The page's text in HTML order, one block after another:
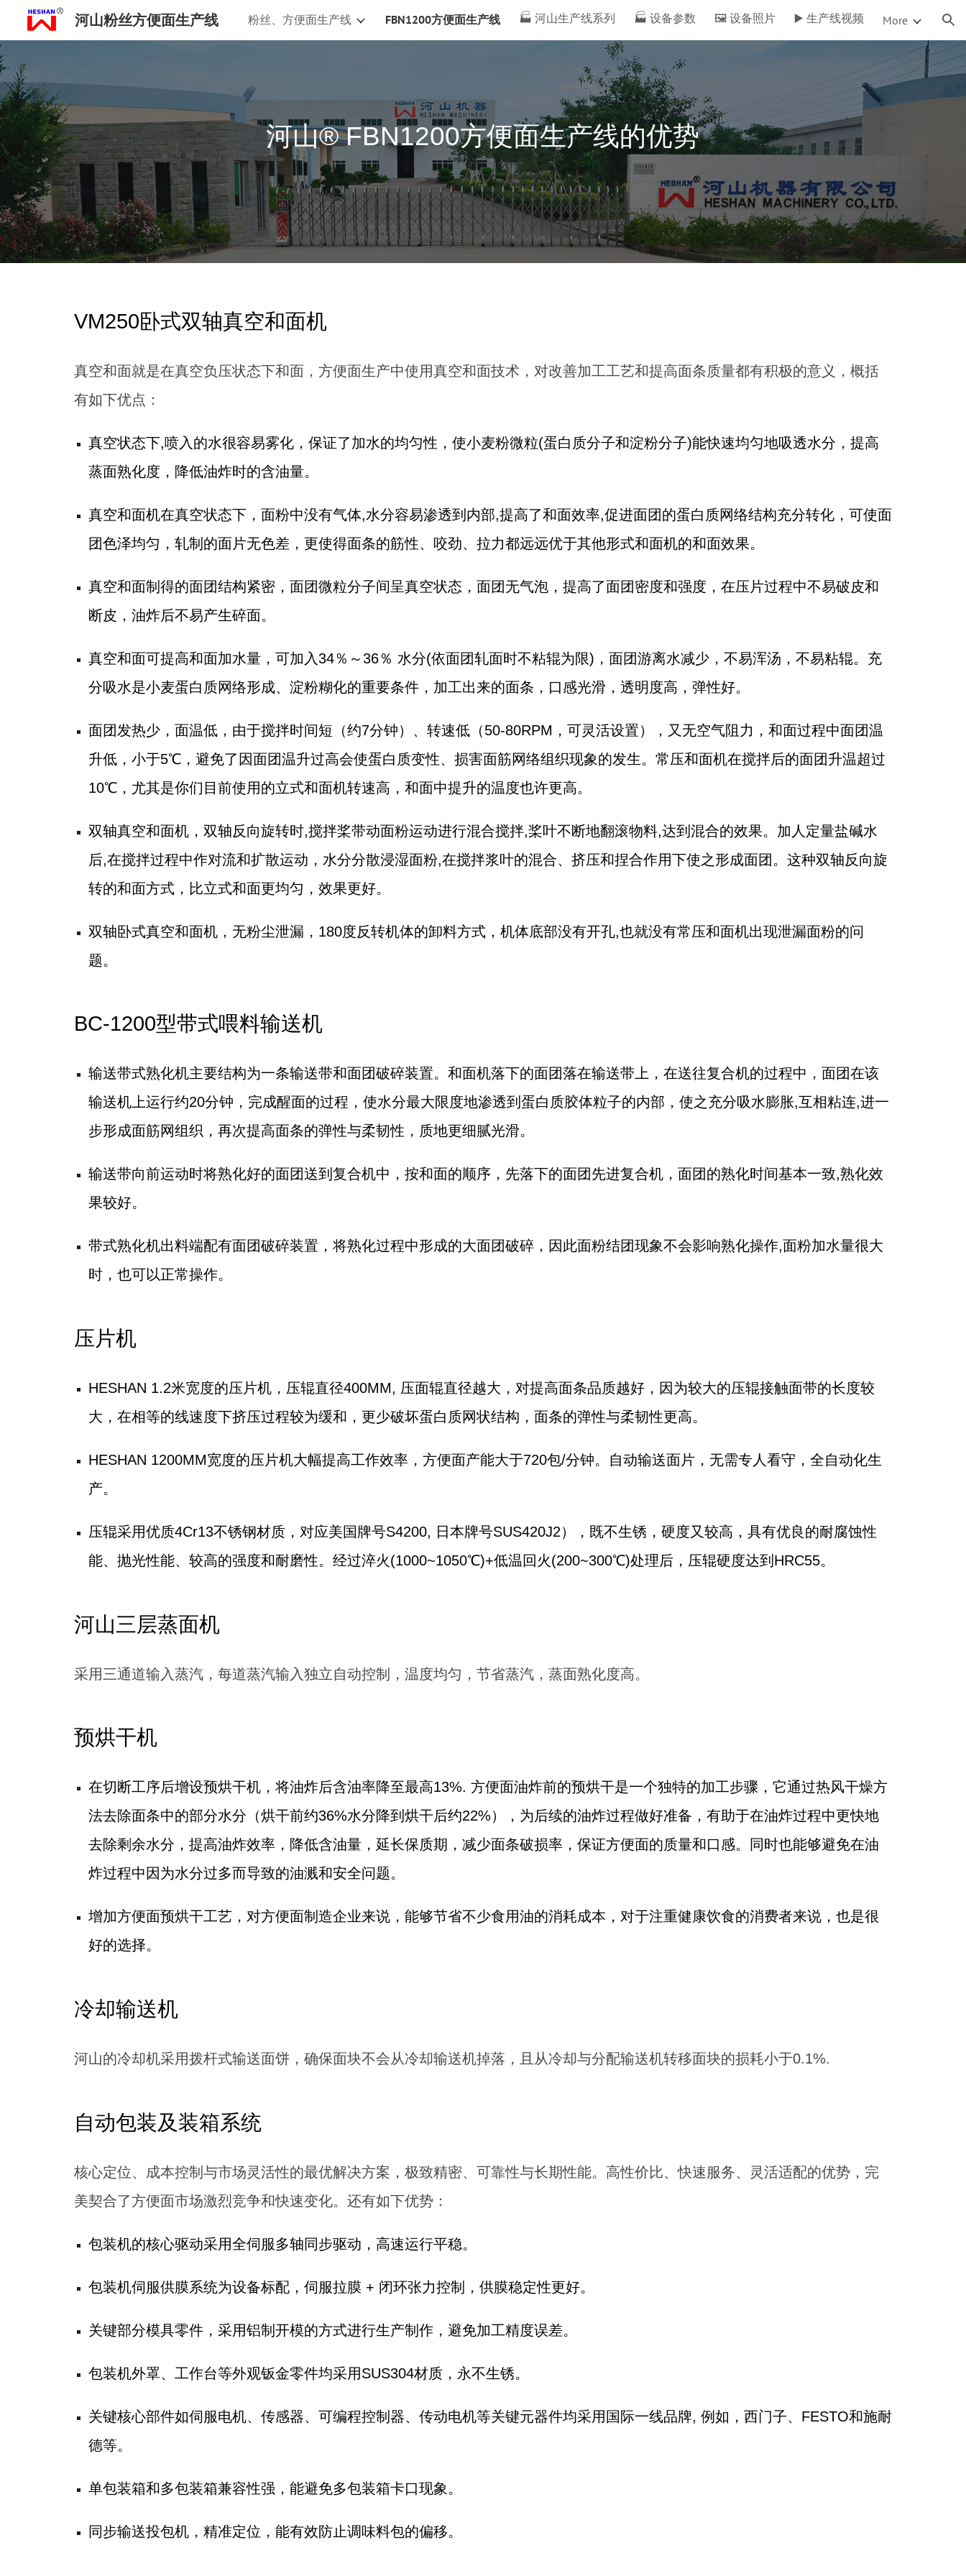
Skip to main content Skip to navigation
河山粉丝方便面生产线 粉丝、方便面生产线 FBN1200方便面生产线 🏭 河山生产线系列 🏭 设备参数 🖼️ 设备照片 ▶️ 生产线视频 More
河山® FBN1200方便面生产线的优势
VM250卧式双轴真空和面机
真空和面就是在真空负压状态下和面，方便面生产中使用真空和面技术，对改善加工工艺和提高面条质量都有积极的意义，概括
有如下优点：
真空状态下,喷入的水很容易雾化，保证了加水的均匀性，使小麦粉微粒(蛋白质分子和淀粉分子)能快速均匀地吸透水分，提高
蒸面熟化度，降低油炸时的含油量。
真空和面机在真空状态下，面粉中没有气体,水分容易渗透到内部,提高了和面效率,促进面团的蛋白质网络结构充分转化，可使面
团色泽均匀，轧制的面片无色差，更使得面条的筋性、咬劲、拉力都远远优于其他形式和面机的和面效果。
真空和面制得的面团结构紧密，面团微粒分子间呈真空状态，面团无气泡，提高了面团密度和强度，在压片过程中不易破皮和
断皮，油炸后不易产生碎面。
真空和面可提高和面加水量，可加入34％～36％ 水分(依面团轧面时不粘辊为限)，面团游离水减少，不易浑汤，不易粘辊。充
分吸水是小麦蛋白质网络形成、淀粉糊化的重要条件，加工出来的面条，口感光滑，透明度高，弹性好。
面团发热少，面温低，由于搅拌时间短（约7分钟）、转速低（50-80RPM，可灵活设置），又无空气阻力，和面过程中面团温
升低，小于5℃，避免了因面团温升过高会使蛋白质变性、损害面筋网络组织现象的发生。常压和面机在搅拌后的面团升温超过
10℃，尤其是你们目前使用的立式和面机转速高，和面中提升的温度也许更高。
双轴真空和面机，双轴反向旋转时,搅拌桨带动面粉运动进行混合搅拌,桨叶不断地翻滚物料,达到混合的效果。加人定量盐碱水
后,在搅拌过程中作对流和扩散运动，水分分散浸湿面粉,在搅拌浆叶的混合、挤压和捏合作用下使之形成面团。这种双轴反向旋
转的和面方式，比立式和面更均匀，效果更好。
双轴卧式真空和面机，无粉尘泄漏，180度反转机体的卸料方式，机体底部没有开孔,也就没有常压和面机出现泄漏面粉的问
题。
BC-1200型带式喂料输送机
输送带式熟化机主要结构为一条输送带和面团破碎装置。和面机落下的面团落在输送带上，在送往复合机的过程中，面团在该
输送机上运行约20分钟，完成醒面的过程，使水分最大限度地渗透到蛋白质胶体粒子的内部，使之充分吸水膨胀,互相粘连,进一
步形成面筋网组织，再次提高面条的弹性与柔韧性，质地更细腻光滑。
输送带向前运动时将熟化好的面团送到复合机中，按和面的顺序，先落下的面团先进复合机，面团的熟化时间基本一致,熟化效
果较好。
带式熟化机出料端配有面团破碎装置，将熟化过程中形成的大面团破碎，因此面粉结团现象不会影响熟化操作,面粉加水量很大
时，也可以正常操作。
压片机
HESHAN 1.2米宽度的压片机，压辊直径400MM, 压面辊直径越大，对提高面条品质越好，因为较大的压辊接触面带的长度较
大，在相等的线速度下挤压过程较为缓和，更少破坏蛋白质网状结构，面条的弹性与柔韧性更高。
HESHAN 1200MM宽度的压片机大幅提高工作效率，方便面产能大于720包/分钟。自动输送面片，无需专人看守，全自动化生
产。
压辊采用优质4Cr13不锈钢材质，对应美国牌号S4200, 日本牌号SUS420J2），既不生锈，硬度又较高，具有优良的耐腐蚀性
能、抛光性能、较高的强度和耐磨性。经过淬火(1000~1050℃)+低温回火(200~300℃)处理后，压辊硬度达到HRC55。
河山三层蒸面机
采用三通道输入蒸汽，每道蒸汽输入独立自动控制，温度均匀，节省蒸汽，蒸面熟化度高。
预烘干机
在切断工序后增设预烘干机，将油炸后含油率降至最高13%. 方便面油炸前的预烘干是一个独特的加工步骤，它通过热风干燥方
法去除面条中的部分水分（烘干前约36%水分降到烘干后约22%），为后续的油炸过程做好准备，有助于在油炸过程中更快地
去除剩余水分，提高油炸效率，降低含油量，延长保质期，减少面条破损率，保证方便面的质量和口感。同时也能够避免在油
炸过程中因为水分过多而导致的油溅和安全问题。
增加方便面预烘干工艺，对方便面制造企业来说，能够节省不少食用油的消耗成本，对于注重健康饮食的消费者来说，也是很
好的选择。
冷却输送机
河山的冷却机采用拨杆式输送面饼，确保面块不会从冷却输送机掉落，且从冷却与分配输送机转移面块的损耗小于0.1%.
自动包装及装箱系统
核心定位、成本控制与市场灵活性的最优解决方案，极致精密、可靠性与长期性能。高性价比、快速服务、灵活适配的优势，完
美契合了方便面市场激烈竞争和快速变化。还有如下优势：
包装机的核心驱动采用全伺服多轴同步驱动，高速运行平稳。
包装机伺服供膜系统为设备标配，伺服拉膜 + 闭环张力控制，供膜稳定性更好。
关键部分模具零件，采用铝制开模的方式进行生产制作，避免加工精度误差。
包装机外罩、工作台等外观钣金零件均采用SUS304材质，永不生锈。
关键核心部件如伺服电机、传感器、可编程控制器、传动电机等关键元器件均采用国际一线品牌, 例如，西门子、FESTO和施耐
德等。
单包装箱和多包装箱兼容性强，能避免多包装箱卡口现象。
同步输送投包机，精准定位，能有效防止调味料包的偏移。